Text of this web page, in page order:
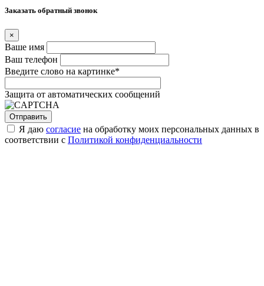
Заказать обратный звонок
×
Ваше имя
Ваш телефон
Введите слово на картинке*
Защита от автоматических сообщений
Я даю согласие на обработку моих персональных данных в
соответствии с Политикой конфиденциальности